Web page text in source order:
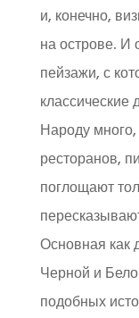
и, конечно,
на острове. И
пейзажи, с
классические
Народу много,
ресторанов,
поглощают
Основная как
Черной и
подобных